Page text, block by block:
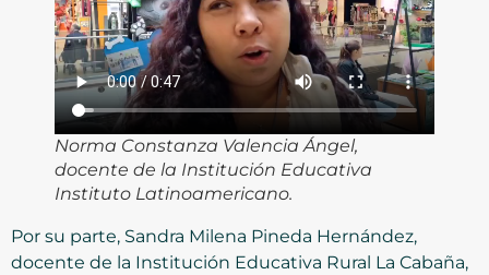
Norma Constanza Valencia Ángel,
docente de la Institución Educativa
Instituto Latinoamericano.
Por su parte, Sandra Milena Pineda Hernández,
docente de la Institución Educativa Rural La Cabaña,